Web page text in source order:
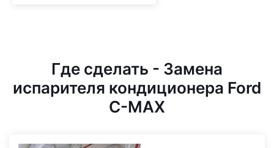
Где сделать - Замена
испарителя кондиционера Ford
C-MAX